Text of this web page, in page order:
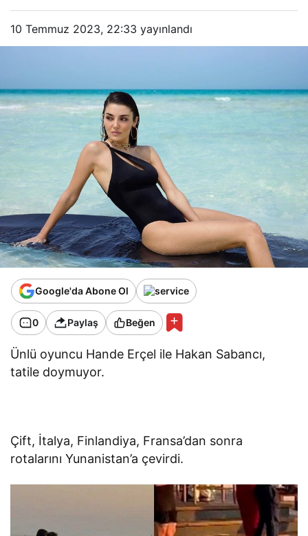
10 Temmuz 2023, 22:33 yayınlandı
Google'da Abone Ol
0 Paylaş Beğen
Ünlü oyuncu Hande Erçel ile Hakan Sabancı,
tatile doymuyor.
Çift, İtalya, Finlandiya, Fransa’dan sonra
rotalarını Yunanistan’a çevirdi.